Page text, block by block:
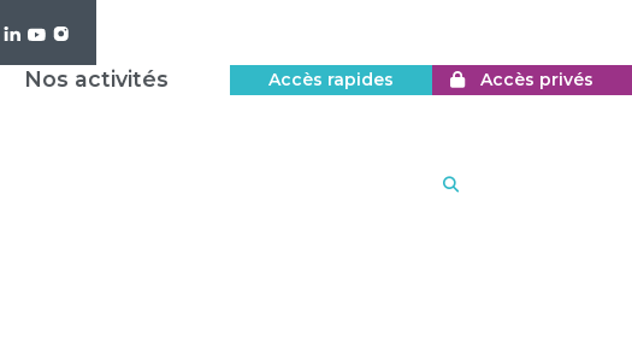
Nos activités Accès rapides Accès privés